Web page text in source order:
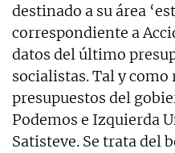
destinado a su área
correspondiente a
datos del último
socialistas. Tal y
presupuestos del
Podemos e Izquierda
Satisteve. Se trata del